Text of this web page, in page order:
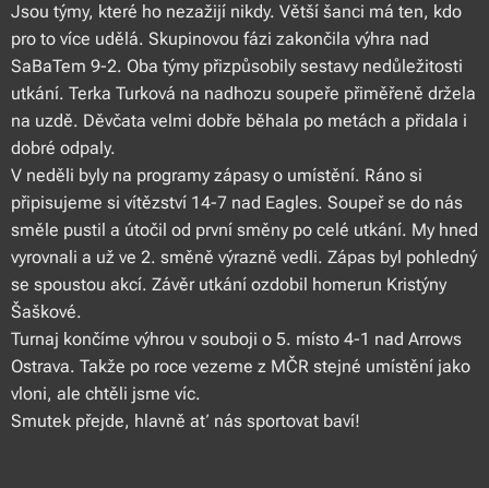
Jsou týmy, které ho nezažijí nikdy. Větší šanci má ten, kdo
pro to více udělá. Skupinovou fázi zakončila výhra nad
SaBaTem 9-2. Oba týmy přizpůsobily sestavy nedůležitosti
utkání. Terka Turková na nadhozu soupeře přiměřeně držela
na uzdě. Děvčata velmi dobře běhala po metách a přidala i
dobré odpaly.
V neděli byly na programy zápasy o umístění. Ráno si
připisujeme si vítězství 14-7 nad Eagles. Soupeř se do nás
směle pustil a útočil od první směny po celé utkání. My hned
vyrovnali a už ve 2. směně výrazně vedli. Zápas byl pohledný
se spoustou akcí. Závěr utkání ozdobil homerun Kristýny
Šaškové.
Turnaj končíme výhrou v souboji o 5. místo 4-1 nad Arrows
Ostrava. Takže po roce vezeme z MČR stejné umístění jako
vloni, ale chtěli jsme víc.
Smutek přejde, hlavně ať nás sportovat baví!